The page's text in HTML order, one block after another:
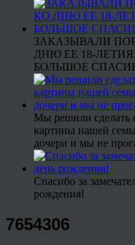
ЗАКАЗЫВАЛИ
ДНЮ ЕЕ 18-
БОЛЬШОЕ
Мы решили сделать
картины нашей
дочери и мы не
Спасибо за
рождения!
7654306